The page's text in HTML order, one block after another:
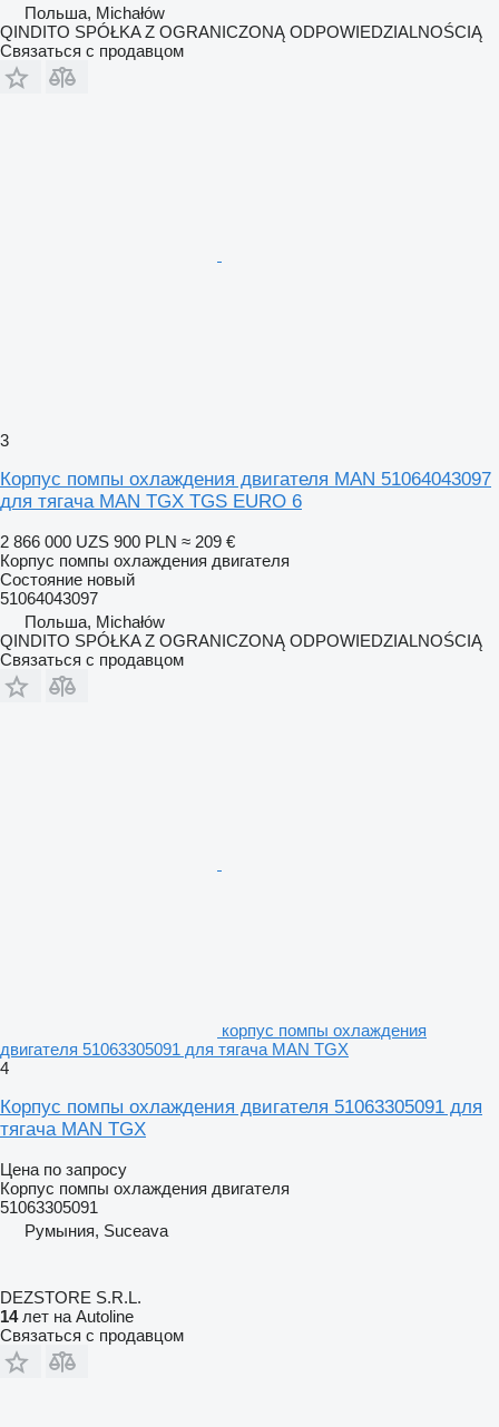
Польша, Michałów
QINDITO SPÓŁKA Z OGRANICZONĄ ODPOWIEDZIALNOŚCIĄ
Связаться с продавцом
3
Корпус помпы охлаждения двигателя MAN 51064043097
для тягача MAN TGX TGS EURO 6
2 866 000 UZS 900 PLN ≈ 209 €
Корпус помпы охлаждения двигателя
Состояние новый
51064043097
Польша, Michałów
QINDITO SPÓŁKA Z OGRANICZONĄ ODPOWIEDZIALNOŚCIĄ
Связаться с продавцом
корпус помпы охлаждения
двигателя 51063305091 для тягача MAN TGX
4
Корпус помпы охлаждения двигателя 51063305091 для
тягача MAN TGX
Цена по запросу
Корпус помпы охлаждения двигателя
51063305091
Румыния, Suceava
DEZSTORE S.R.L.
14лет на Autoline
Связаться с продавцом